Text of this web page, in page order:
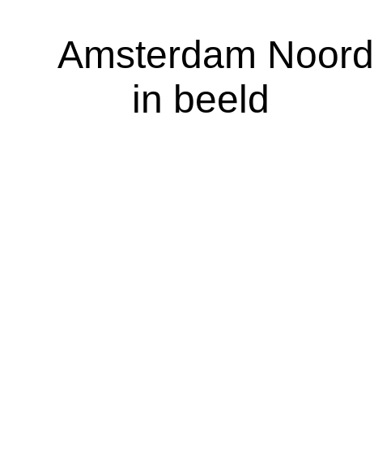
Amsterdam Noord
in beeld